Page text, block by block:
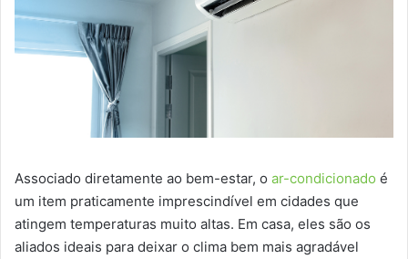
Associado diretamente ao bem-estar, o ar-condicionado é
um item praticamente imprescindível em cidades que
atingem temperaturas muito altas. Em casa, eles são os
aliados ideais para deixar o clima bem mais agradável